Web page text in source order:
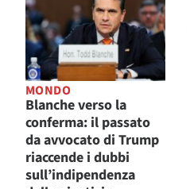
MONDO
Blanche verso la
conferma: il passato
da avvocato di Trump
riaccende i dubbi
sull’indipendenza